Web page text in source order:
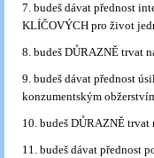
7. budeš dávat přednost
KLÍČOVÝCH pro život
8. budeš DŮRAZNĚ trvat
9. budeš dávat přednost
konzumentským
10. budeš DŮRAZNĚ
11. budeš dávat přednost